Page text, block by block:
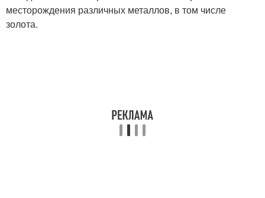
месторождения различных металлов, в том числе
золота.